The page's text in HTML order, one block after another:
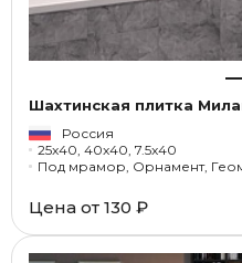
Шахтинская плитка
Россия
25x40, 40x40, 7.5x40
Под мрамор, Орнамент,
Цена от 130 ₽